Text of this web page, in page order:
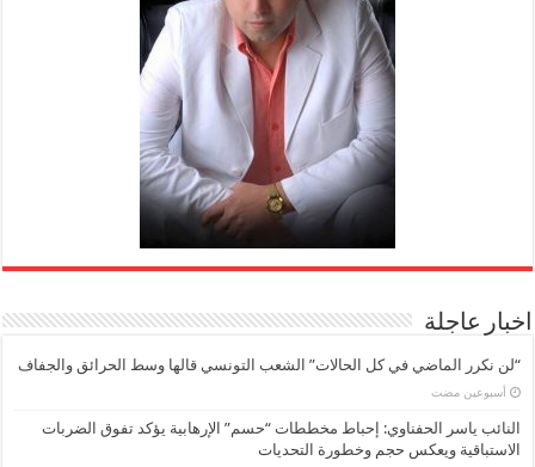
اخبار عاجلة
“لن نكرر الماضي في كل الحالات” الشعب التونسي قالها وسط الحرائق والجفاف
‏أسبوعين مضت
النائب ياسر الحفناوي: إحباط مخططات “حسم” الإرهابية يؤكد تفوق الضربات
الاستباقية ويعكس حجم وخطورة التحديات